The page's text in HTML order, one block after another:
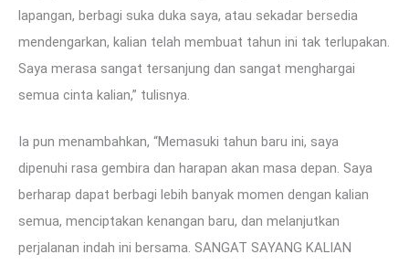
lapangan, berbagi suka duka saya, atau sekadar bersedia
mendengarkan, kalian telah membuat tahun ini tak terlupakan.
Saya merasa sangat tersanjung dan sangat menghargai
semua cinta kalian,” tulisnya.
Ia pun menambahkan, “Memasuki tahun baru ini, saya
dipenuhi rasa gembira dan harapan akan masa depan. Saya
berharap dapat berbagi lebih banyak momen dengan kalian
semua, menciptakan kenangan baru, dan melanjutkan
perjalanan indah ini bersama. SANGAT SAYANG KALIAN